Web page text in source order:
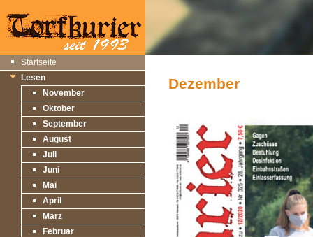
Startseite
Lesen
November
Oktober
September
August
Juli
Juni
Mai
April
März
Februar
Dezember